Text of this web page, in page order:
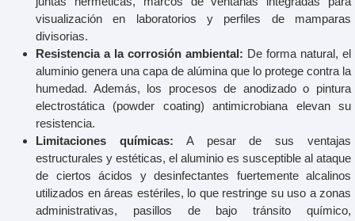
visualización en laboratorios y perfiles de mamparas
divisorias.
Resistencia a la corrosión ambiental: De forma natural, el
aluminio genera una capa de alúmina que lo protege contra la
humedad. Además, los procesos de anodizado o pintura
electrostática (powder coating) antimicrobiana elevan su
resistencia.
Limitaciones químicas: A pesar de sus ventajas
estructurales y estéticas, el aluminio es susceptible al ataque
de ciertos ácidos y desinfectantes fuertemente alcalinos
utilizados en áreas estériles, lo que restringe su uso a zonas
administrativas, pasillos de bajo tránsito químico,